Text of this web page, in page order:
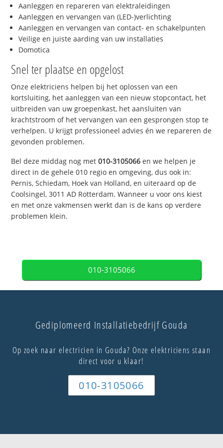
Aanleggen en repareren van elektraleidingen
Aanleggen en vervangen van (LED-)verlichting
Aanleggen en vervangen van contact- en schakelpunten
Veilige en juiste aarding van uw installaties
Domotica
Snel ter plaatse en opgelost
Onze elektriciens helpen bij het oplossen van een
kortsluiting, het aanleggen van een nieuw stopcontact, het
uitbreiden van uw groepenkast, het aansluiten van
krachtstroom of het vervangen van een gesprongen stop te
verhelpen. U krijgt professioneel advies én we repareren de
gevonden problemen.
Bel deze middag nog met010-3105066 en we helpen je
direct in de gehele 010 regio en omgeving, dus ook in:
Pernis, Schiedam, Hoek van Holland, en uiteraard op de
Coolsingel, 3011 AD Rotterdam. Wanneer u voor ons kiest
en met onze vakmensen werkt dan is de kans op verdere
problemen klein.
010-3105066
Gediplomeerd Installatiebedrijf Gouda
Op zoek naar electricien in Gouda? Onze elektriciens staan
direct voor u klaar!
010-3105066